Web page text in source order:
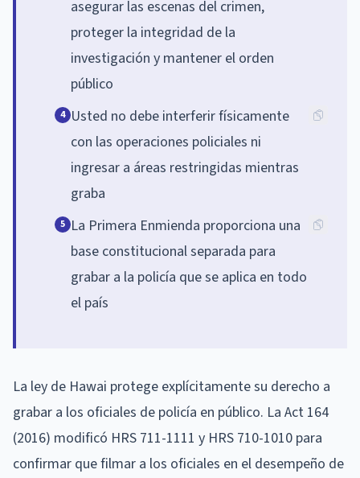
asegurar las escenas del crimen,
proteger la integridad de la
investigación y mantener el orden
público
4 Usted no debe interferir físicamente
con las operaciones policiales ni
ingresar a áreas restringidas mientras
graba
5 La Primera Enmienda proporciona una
base constitucional separada para
grabar a la policía que se aplica en todo
el país
La ley de Hawai protege explícitamente su derecho a
grabar a los oficiales de policía en público. La Act 164
(2016) modificó HRS 711-1111 y HRS 710-1010 para
confirmar que filmar a los oficiales en el desempeño de